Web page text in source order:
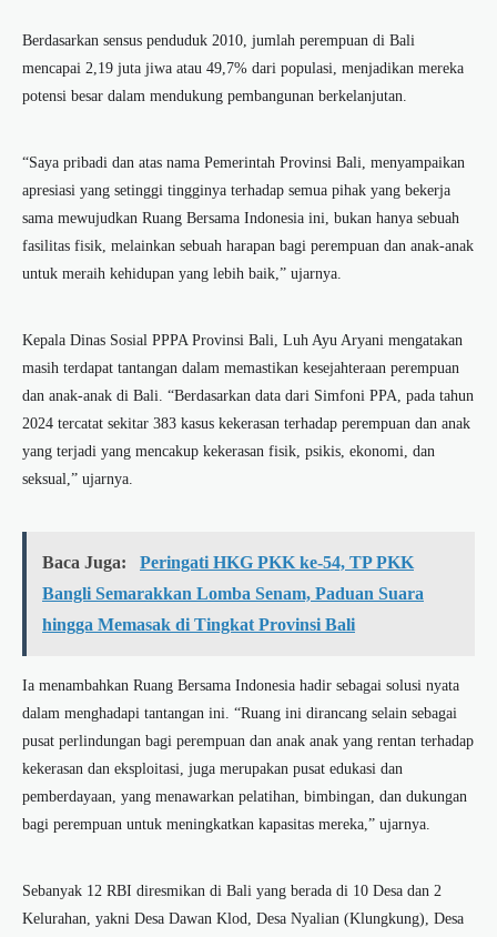
Berdasarkan sensus penduduk 2010, jumlah perempuan di Bali
mencapai 2,19 juta jiwa atau 49,7% dari populasi, menjadikan mereka
potensi besar dalam mendukung pembangunan berkelanjutan.
“Saya pribadi dan atas nama Pemerintah Provinsi Bali, menyampaikan
apresiasi yang setinggi tingginya terhadap semua pihak yang bekerja
sama mewujudkan Ruang Bersama Indonesia ini, bukan hanya sebuah
fasilitas fisik, melainkan sebuah harapan bagi perempuan dan anak-anak
untuk meraih kehidupan yang lebih baik,” ujarnya.
Kepala Dinas Sosial PPPA Provinsi Bali, Luh Ayu Aryani mengatakan
masih terdapat tantangan dalam memastikan kesejahteraan perempuan
dan anak-anak di Bali. “Berdasarkan data dari Simfoni PPA, pada tahun
2024 tercatat sekitar 383 kasus kekerasan terhadap perempuan dan anak
yang terjadi yang mencakup kekerasan fisik, psikis, ekonomi, dan
seksual,” ujarnya.
Baca Juga:
Peringati HKG PKK ke-54, TP PKK
Bangli Semarakkan Lomba Senam, Paduan Suara
hingga Memasak di Tingkat Provinsi Bali
Ia menambahkan Ruang Bersama Indonesia hadir sebagai solusi nyata
dalam menghadapi tantangan ini. “Ruang ini dirancang selain sebagai
pusat perlindungan bagi perempuan dan anak anak yang rentan terhadap
kekerasan dan eksploitasi, juga merupakan pusat edukasi dan
pemberdayaan, yang menawarkan pelatihan, bimbingan, dan dukungan
bagi perempuan untuk meningkatkan kapasitas mereka,” ujarnya.
Sebanyak 12 RBI diresmikan di Bali yang berada di 10 Desa dan 2
Kelurahan, yakni Desa Dawan Klod, ⁠Desa Nyalian (Klungkung), Desa